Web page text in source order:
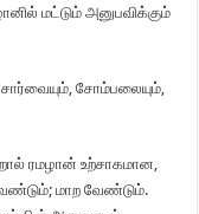
மட்டும் அனுபவிக்கும்
சோம்பலையும்,
ரமழான் உற்சாகமான,
மாற வேண்டும்.